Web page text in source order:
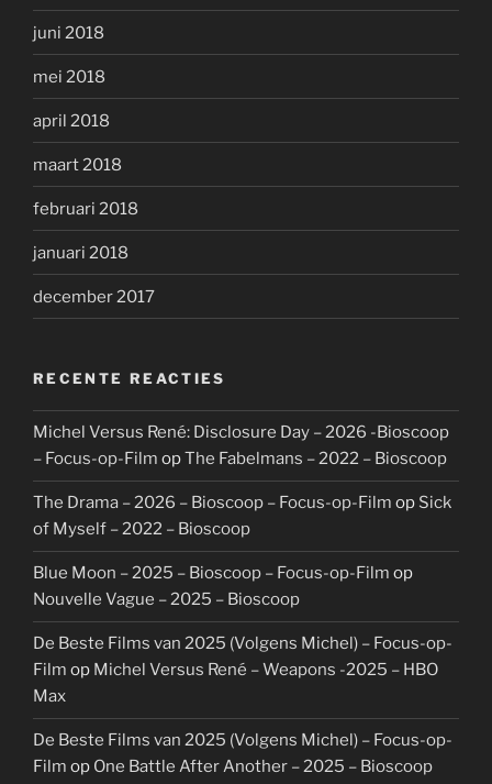
juni 2018
mei 2018
april 2018
maart 2018
februari 2018
januari 2018
december 2017
RECENTE REACTIES
Michel Versus René: Disclosure Day – 2026 -Bioscoop
– Focus-op-Film opThe Fabelmans – 2022 – Bioscoop
The Drama – 2026 – Bioscoop – Focus-op-Film op Sick
of Myself – 2022 – Bioscoop
Blue Moon – 2025 – Bioscoop – Focus-op-Film op
Nouvelle Vague – 2025 – Bioscoop
De Beste Films van 2025 (Volgens Michel) – Focus-op-
Film op Michel Versus René – Weapons -2025 – HBO
Max
De Beste Films van 2025 (Volgens Michel) – Focus-op-
Film op One Battle After Another – 2025 – Bioscoop